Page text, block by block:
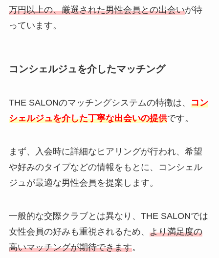
万円以上の、厳選された男性会員との出会いが待
っています。
コンシェルジュを介したマッチング
THE SALONのマッチングシステムの特徴は、 コン
シェルジュを介した丁寧な出会いの提供です。
まず、入会時に詳細なヒアリングが行われ、希望
や好みのタイプなどの情報をもとに、コンシェル
ジュが最適な男性会員を提案します。
一般的な交際クラブとは異なり、THE SALONでは
女性会員の好みも重視されるため、 より満足度の
高いマッチングが期待できます。